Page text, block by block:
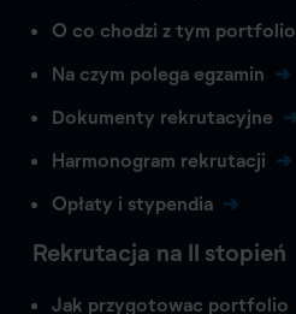
O co chodzi z tym portfolio
Na czym polega egzamin
Dokumenty rekrutacyjne
Harmonogram rekrutacji
Opłaty i stypendia
Rekrutacja na II stopień
Jak przygotowac portfolio